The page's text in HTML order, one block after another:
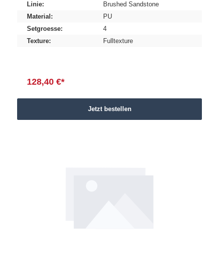
Linie:
Brushed Sandstone
Material:
PU
Setgroesse:
4
Texture:
Fulltexture
128,40 €*
Jetzt bestellen